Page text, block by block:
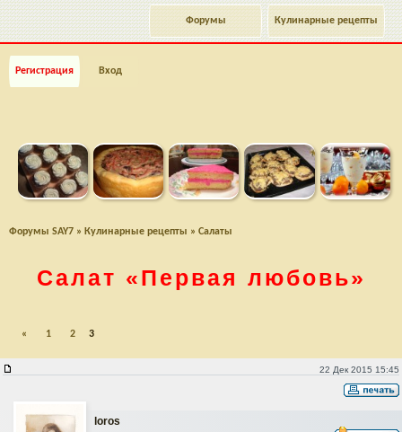
Кулинарные рецепты
Форумы
Регистрация Вход
Форумы SAY7 » Кулинарные рецепты » Салаты
Салат «Первая любовь»
« 1 2 3
22 Дек 2015 15:45
loros